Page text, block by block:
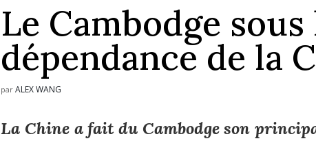
Le Cambodge sous
dépendance de la
parALEX WANG
La Chine a fait du Cambodge son